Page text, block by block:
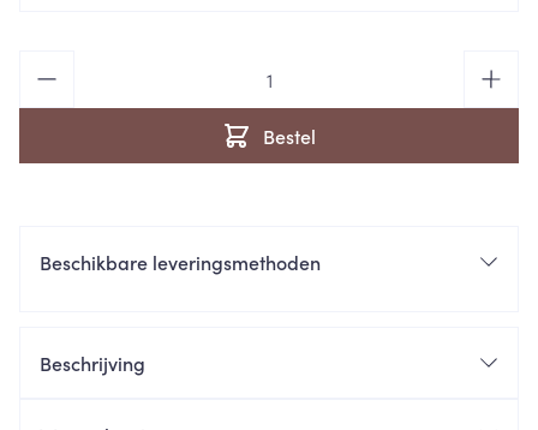
Bestel
Beschikbare leveringsmethoden
Beschrijving